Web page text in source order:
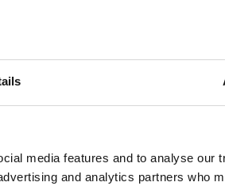
media features and to analyse our
and analytics partners who